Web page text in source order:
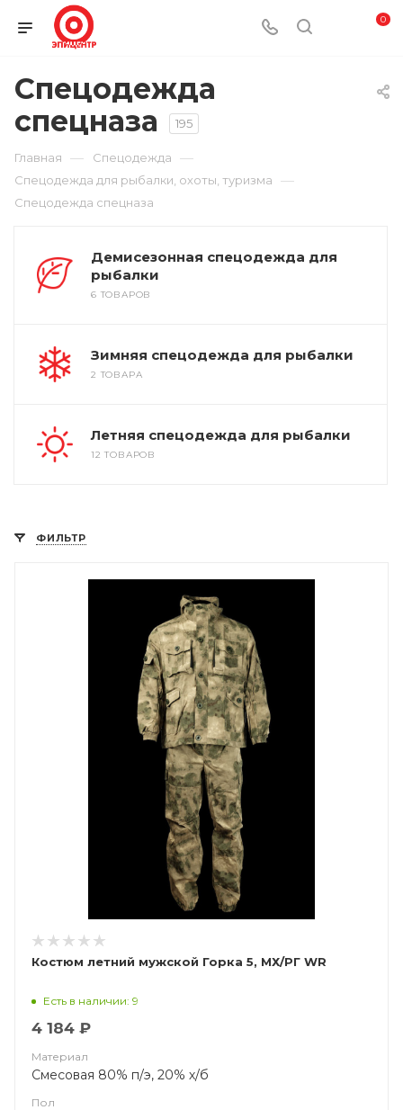
0
Спецодежда
спецназа
195
Главная — Спецодежда —
Спецодежда для рыбалки, охоты, туризма —
Спецодежда спецназа
Демисезонная спецодежда для
рыбалки
6 ТОВАРОВ
Зимняя спецодежда для рыбалки
2 ТОВАРА
Летняя спецодежда для рыбалки
12 ТОВАРОВ
ФИЛЬТР
Костюм летний мужской Горка 5, МХ/РГ WR
Есть в наличии: 9
4 184 ₽
Материал
Смесовая 80% п/э, 20% х/б
Пол